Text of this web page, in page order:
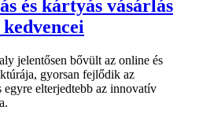
és kártyás vásárlás
jelentősen bővült az online és
gyorsan fejlődik az
elterjedtebb az innovatív